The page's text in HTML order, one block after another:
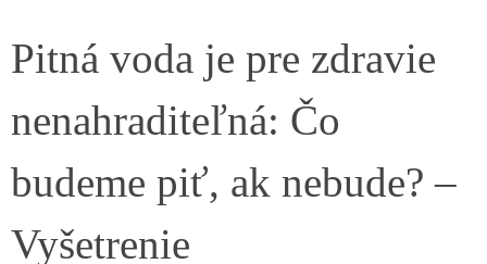
Pitná voda je pre zdravie
nenahraditeľná: Čo
budeme piť, ak nebude? –
Vyšetrenie